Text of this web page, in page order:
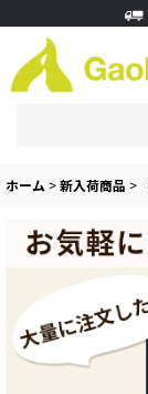
ホーム >新入荷商品 >